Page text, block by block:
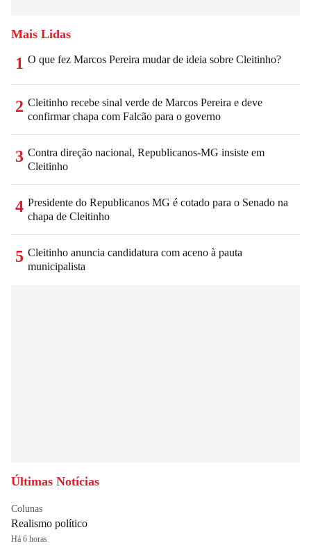
Mais Lidas
1 O que fez Marcos Pereira mudar de ideia sobre Cleitinho?
2 Cleitinho recebe sinal verde de Marcos Pereira e deve
confirmar chapa com Falcão para o governo
3 Contra direção nacional, Republicanos-MG insiste em
Cleitinho
4 Presidente do Republicanos MG é cotado para o Senado na
chapa de Cleitinho
5 Cleitinho anuncia candidatura com aceno à pauta
municipalista
Últimas Notícias
Colunas
Realismo político
Há 6 horas